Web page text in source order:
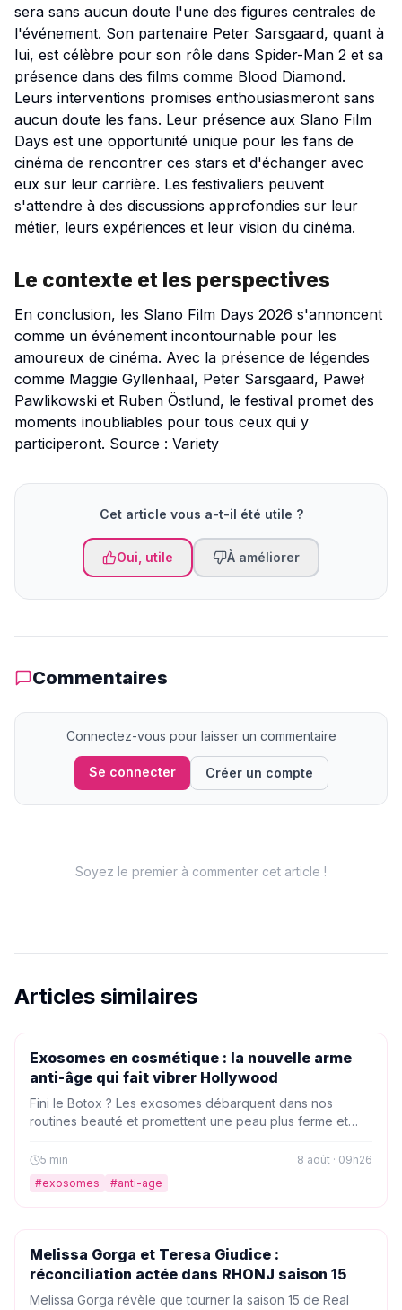
sera sans aucun doute l'une des figures centrales de
l'événement. Son partenaire Peter Sarsgaard, quant à
lui, est célèbre pour son rôle dans Spider-Man 2 et sa
présence dans des films comme Blood Diamond.
Leurs interventions promises enthousiasmeront sans
aucun doute les fans. Leur présence aux Slano Film
Days est une opportunité unique pour les fans de
cinéma de rencontrer ces stars et d'échanger avec
eux sur leur carrière. Les festivaliers peuvent
s'attendre à des discussions approfondies sur leur
métier, leurs expériences et leur vision du cinéma.
Le contexte et les perspectives
En conclusion, les Slano Film Days 2026 s'annoncent
comme un événement incontournable pour les
amoureux de cinéma. Avec la présence de légendes
comme Maggie Gyllenhaal, Peter Sarsgaard, Paweł
Pawlikowski et Ruben Östlund, le festival promet des
moments inoubliables pour tous ceux qui y
participeront. Source : Variety
Cet article vous a-t-il été utile ?
Oui, utile À améliorer
Commentaires
Connectez-vous pour laisser un commentaire
Se connecter Créer un compte
Soyez le premier à commenter cet article !
Articles similaires
PEOPLE
Exosomes en cosmétique : la nouvelle arme
anti-âge qui fait vibrer Hollywood
Fini le Botox ? Les exosomes débarquent dans nos
routines beauté et promettent une peau plus ferme et
labos, adoptée par les stars en quête d'éclat.
5 min
8 août · 09h26
#exosomes #anti-age
PEOPLE
Melissa Gorga et Teresa Giudice :
réconciliation actée dans RHONJ saison 15
Melissa Gorga révèle que tourner la saison 15 de Real